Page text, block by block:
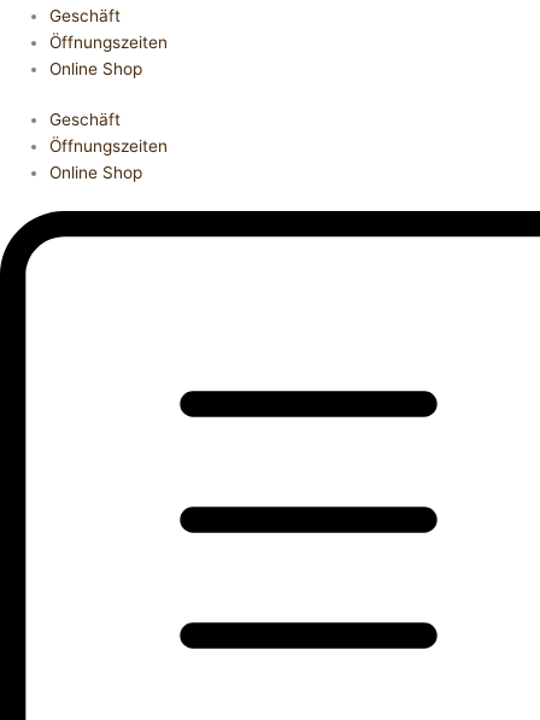
Geschäft
Öffnungszeiten
Online Shop
Geschäft
Öffnungszeiten
Online Shop